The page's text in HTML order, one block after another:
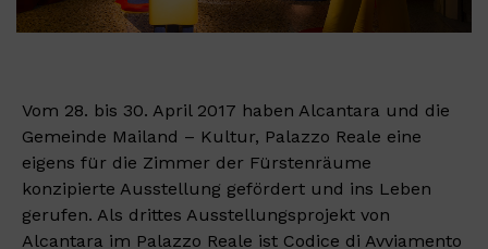
Vom 28. bis 30. April 2017 haben Alcantara und die
Gemeinde Mailand – Kultur, Palazzo Reale eine
eigens für die Zimmer der Fürstenräume
konzipierte Ausstellung gefördert und ins Leben
gerufen. Als drittes Ausstellungsprojekt von
Alcantara im Palazzo Reale ist Codice di Avviamento